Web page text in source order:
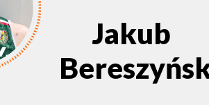
Jakub